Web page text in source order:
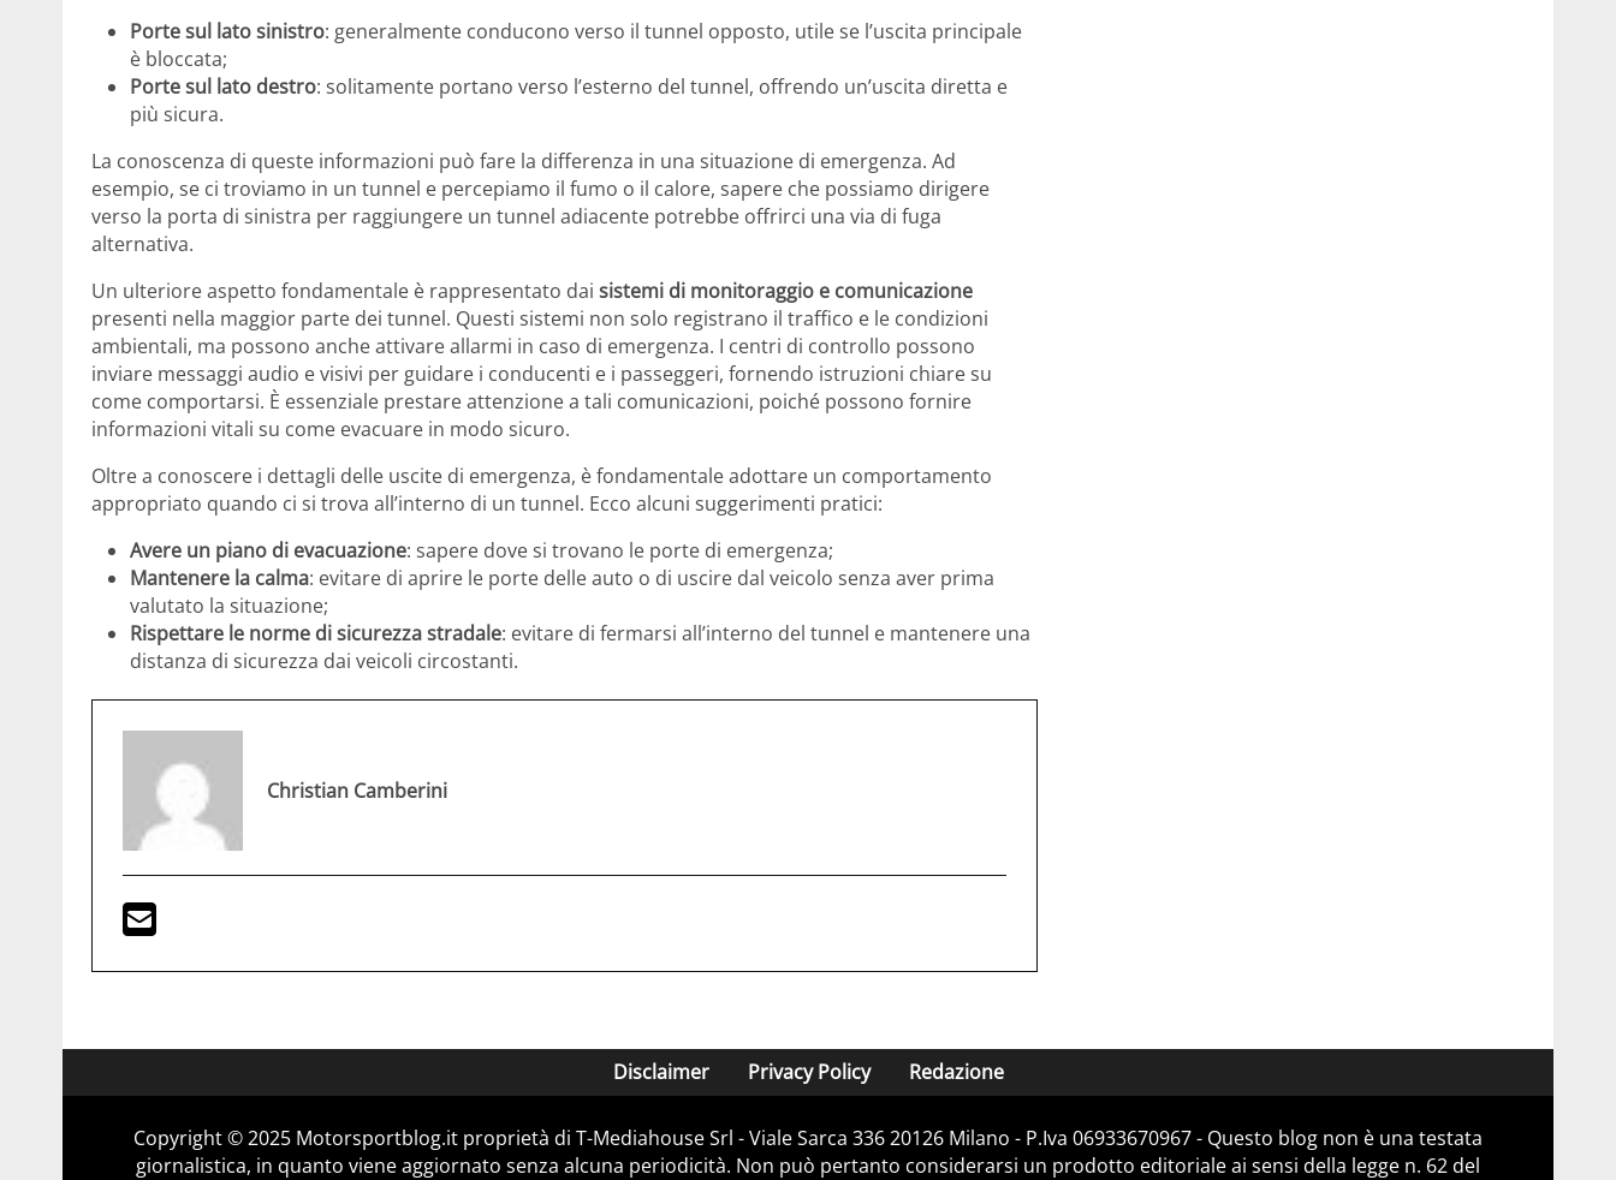
Porte sul lato sinistro: generalmente conducono verso il tunnel opposto, utile se l’uscita principale
è bloccata;
Porte sul lato destro: solitamente portano verso l’esterno del tunnel, offrendo un’uscita diretta e
più sicura.
La conoscenza di queste informazioni può fare la differenza in una situazione di emergenza. Ad
esempio, se ci troviamo in un tunnel e percepiamo il fumo o il calore, sapere che possiamo dirigere
verso la porta di sinistra per raggiungere un tunnel adiacente potrebbe offrirci una via di fuga
alternativa.
Un ulteriore aspetto fondamentale è rappresentato dai sistemi di monitoraggio e comunicazione
presenti nella maggior parte dei tunnel. Questi sistemi non solo registrano il traffico e le condizioni
ambientali, ma possono anche attivare allarmi in caso di emergenza. I centri di controllo possono
inviare messaggi audio e visivi per guidare i conducenti e i passeggeri, fornendo istruzioni chiare su
come comportarsi. È essenziale prestare attenzione a tali comunicazioni, poiché possono fornire
informazioni vitali su come evacuare in modo sicuro.
Oltre a conoscere i dettagli delle uscite di emergenza, è fondamentale adottare un comportamento
appropriato quando ci si trova all’interno di un tunnel. Ecco alcuni suggerimenti pratici:
Avere un piano di evacuazione: sapere dove si trovano le porte di emergenza;
Mantenere la calma: evitare di aprire le porte delle auto o di uscire dal veicolo senza aver prima
valutato la situazione;
Rispettare le norme di sicurezza stradale: evitare di fermarsi all’interno del tunnel e mantenere una
distanza di sicurezza dai veicoli circostanti.
Christian Camberini
Disclaimer Privacy Policy Redazione
Copyright © 2025 Motorsportblog.it proprietà di T-Mediahouse Srl - Viale Sarca 336 20126 Milano - P.Iva 06933670967 - Questo blog non è una testata
giornalistica, in quanto viene aggiornato senza alcuna periodicità. Non può pertanto considerarsi un prodotto editoriale ai sensi della legge n. 62 del